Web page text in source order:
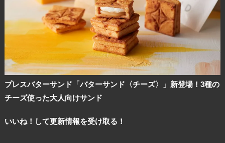
プレスバターサンド「バターサンド〈チーズ〉」新登場！3種の
チーズ使った大人向けサンド
いいね！して更新情報を受け取る！